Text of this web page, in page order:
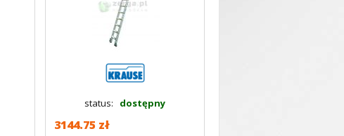
status: dostępny
3144.75 zł